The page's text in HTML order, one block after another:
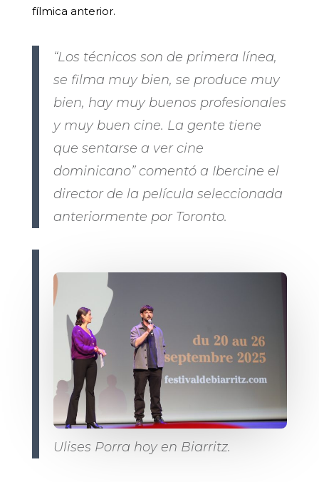
fílmica anterior.
“Los técnicos son de primera línea,
se filma muy bien, se produce muy
bien, hay muy buenos profesionales
y muy buen cine. La gente tiene
que sentarse a ver cine
dominicano” comentó a Ibercine el
director de la película seleccionada
anteriormente por Toronto.
Ulises Porra hoy en Biarritz.